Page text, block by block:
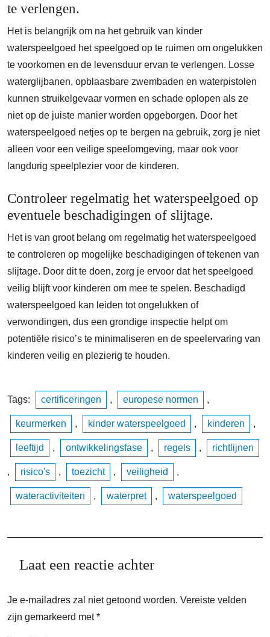
te verlengen.
Het is belangrijk om na het gebruik van kinder
waterspeelgoed het speelgoed op te ruimen om ongelukken
te voorkomen en de levensduur ervan te verlengen. Losse
waterglijbanen, opblaasbare zwembaden en waterpistolen
kunnen struikelgevaar vormen en schade oplopen als ze
niet op de juiste manier worden opgeborgen. Door het
waterspeelgoed netjes op te bergen na gebruik, zorg je niet
alleen voor een veilige speelomgeving, maar ook voor
langdurig speelplezier voor de kinderen.
Controleer regelmatig het waterspeelgoed op
eventuele beschadigingen of slijtage.
Het is van groot belang om regelmatig het waterspeelgoed
te controleren op mogelijke beschadigingen of tekenen van
slijtage. Door dit te doen, zorg je ervoor dat het speelgoed
veilig blijft voor kinderen om mee te spelen. Beschadigd
waterspeelgoed kan leiden tot ongelukken of
verwondingen, dus een grondige inspectie helpt om
potentiële risico’s te minimaliseren en de speelervaring van
kinderen veilig en plezierig te houden.
Tags: certificeringen , europese normen ,
keurmerken , kinder waterspeelgoed , kinderen ,
leeftijd , ontwikkelingsfase , regels , richtlijnen
, risico's , toezicht , veiligheid ,
wateractiviteiten , waterpret , waterspeelgoed
Laat een reactie achter
Je e-mailadres zal niet getoond worden. Vereiste velden
zijn gemarkeerd met*